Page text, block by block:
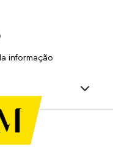
informação